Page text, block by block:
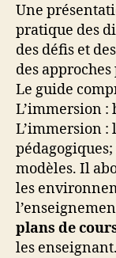
Une
pratique des
des défis et
des
Le guide
L’immersion :
L’immersion :
modèles. Il
les
plans de
les